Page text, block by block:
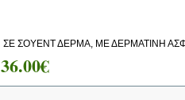
ΣΕ ΣΟΥΕΝΤ ΔΕΡΜΑ, ΜΕ ΔΕΡΜΑΤΙΝΗ
36.00€